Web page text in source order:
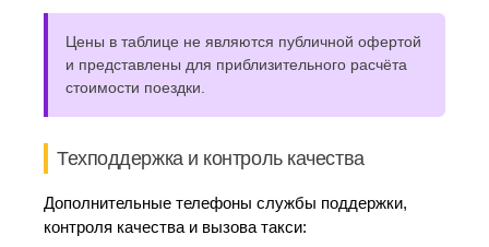
Цены в таблице не являются публичной офертой
и представлены для приблизительного расчёта
стоимости поездки.
Техподдержка и контроль качества
Дополнительные телефоны службы поддержки,
контроля качества и вызова такси: